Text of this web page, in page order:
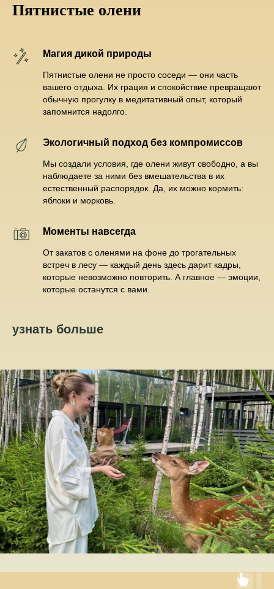
Пятнистые олени
Магия дикой природы
Пятнистые олени не просто соседи — они часть
вашего отдыха. Их грация и спокойствие превращают
обычную прогулку в медитативный опыт, который
запомнится надолго.
Экологичный подход без компромиссов
Мы создали условия, где олени живут свободно, а вы
наблюдаете за ними без вмешательства в их
естественный распорядок. Да, их можно кормить:
яблоки и морковь.
Моменты навсегда
От закатов с оленями на фоне до трогательных
встреч в лесу — каждый день здесь дарит кадры,
которые невозможно повторить. А главное — эмоции,
которые останутся с вами.
узнать больше